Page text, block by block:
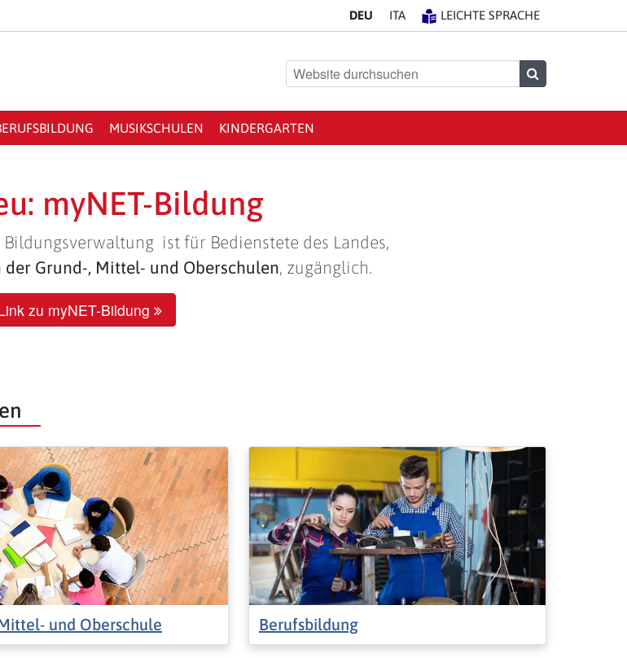
DEU ITA LEICHTE SPRACHE
Website durchsuchen
MUSIKSCHULEN KINDERGARTEN
myNET-Bildung
ist für Bedienstete des Landes,
der Grund-, Mittel- und Oberschulen, zugänglich.
zu myNET-Bildung
und Oberschule Berufsbildung